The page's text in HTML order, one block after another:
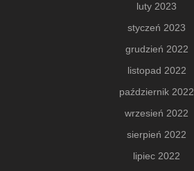
luty 2023
styczeń 2023
grudzień 2022
listopad 2022
październik 2022
wrzesień 2022
sierpień 2022
lipiec 2022